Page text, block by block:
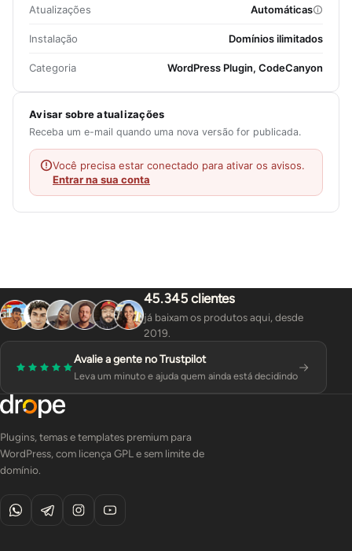
Atualizações Automáticas
Instalação Domínios ilimitados
Categoria WordPress Plugin, CodeCanyon
Avisar sobre atualizações
Receba um e-mail quando uma nova versão for publicada.
Você precisa estar conectado para ativar os avisos.
Entrar na sua conta
45.345 clientes
já baixam os produtos aqui, desde
2019.
Avalie a gente no Trustpilot
Leva um minuto e ajuda quem ainda está decidindo
Plugins, temas e templates premium para
WordPress, com licença GPL e sem limite de
domínio.